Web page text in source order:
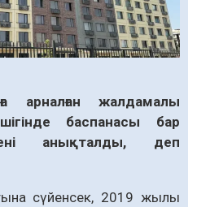
арналған жалдамалы
баспанасы бар
анықталды, деп
сүйенсек, 2019 жылы